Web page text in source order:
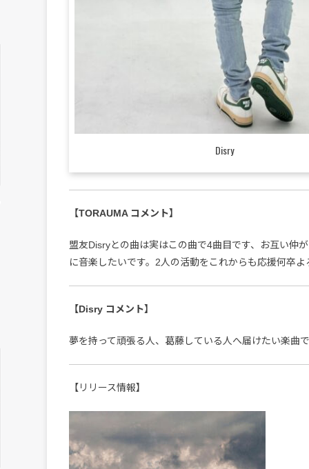
Disry
【TORAUMA コメント】
盟友Disryとの曲は実はこの曲で4曲目です、お互い仲
に音楽したいです。2人の活動をこれからも応援何卒よ
【Disry コメント】
夢を持って頑張る人、葛藤している人へ届けたい楽曲で
【リリース情報】